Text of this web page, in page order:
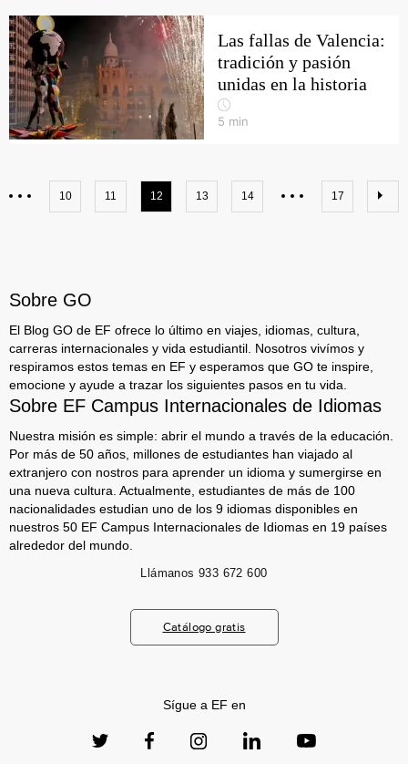
Las fallas de Valencia:
tradición y pasión
unidas en la historia
5 min
10 11 12 13 14 17
Sobre GO
El Blog GO de EF ofrece lo último en viajes, idiomas, cultura,
carreras internacionales y vida estudiantil. Nosotros vivímos y
respiramos estos temas en EF y esperamos que GO te inspire,
emocione y ayude a trazar los siguientes pasos en tu vida.
Sobre EF Campus Internacionales de Idiomas
Nuestra misión es simple: abrir el mundo a través de la educación.
Por más de 50 años, millones de estudiantes han viajado al
extranjero con nostros para aprender un idioma y sumergirse en
una nueva cultura. Actualmente, estudiantes de más de 100
nacionalidades estudian uno de los 9 idiomas disponibles en
nuestros 50 EF Campus Internacionales de Idiomas en 19 países
alrededor del mundo.
Llámanos 933 672 600
Catálogo gratis
Sígue a EF en